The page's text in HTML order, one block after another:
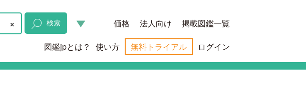
× 検索 価格 法人向け 掲載図鑑一覧
図鑑jpとは？ 使い方 無料トライアル ログイン